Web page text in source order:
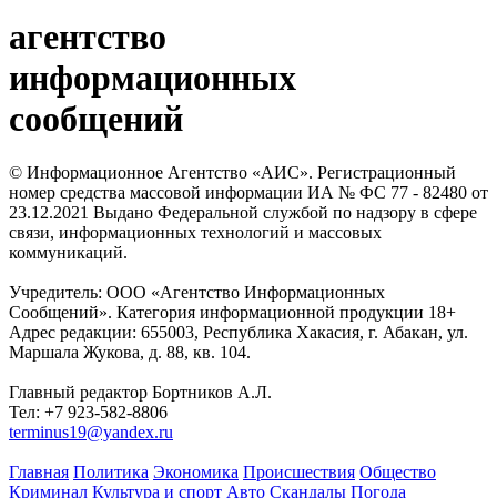
агентство
информационных
сообщений
© Информационное Агентство «АИС». Регистрационный
номер средства массовой информации ИА № ФС 77 - 82480 от
23.12.2021 Выдано Федеральной службой по надзору в сфере
связи, информационных технологий и массовых
коммуникаций.
Учредитель: ООО «Агентство Информационных
Сообщений». Категория информационной продукции 18+
Адрес редакции: 655003, Республика Хакасия, г. Абакан, ул.
Маршала Жукова, д. 88, кв. 104.
Главный редактор Бортников А.Л.
Тел: +7 923-582-8806
terminus19@yandex.ru
Главная Политика Экономика Происшествия Общество
Криминал Культура и спорт Авто Скандалы Погода